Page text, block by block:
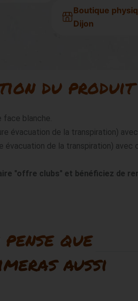
Boutique
Dijon
du produit
blanche.
évacuation de la transpiration) avec
de la transpiration) avec
"offre clubs" et bénéficiez de
pense que
aussi